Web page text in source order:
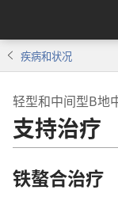
疾病和状况
轻型和中间型Β地
支持治疗
铁螯合治疗